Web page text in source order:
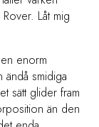
Låt mig
enorm
smidiga
sätt glider fram
än den